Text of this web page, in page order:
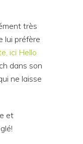
très
lui préfère
ici Hello
dans son
ne laisse
et